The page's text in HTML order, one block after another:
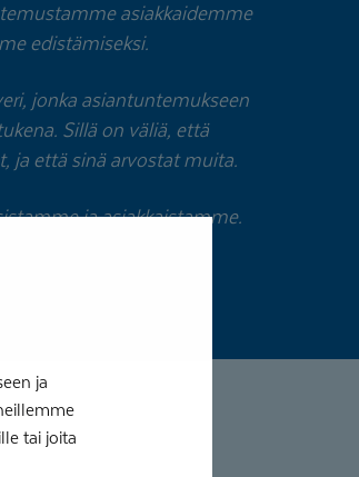
ja
tai joita
asiakkaidemme
edistämiseksi.
jonka asiantuntemukseen
Sillä on väliä, että
ja että sinä arvostat muita.
ja asiakkaistamme.